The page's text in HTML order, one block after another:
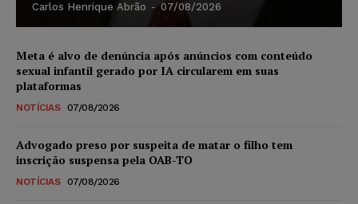
Carlos Henrique Abrão - 07/08/2026
Meta é alvo de denúncia após anúncios com conteúdo
sexual infantil gerado por IA circularem em suas
plataformas
NOTÍCIAS 07/08/2026
Advogado preso por suspeita de matar o filho tem
inscrição suspensa pela OAB-TO
NOTÍCIAS 07/08/2026